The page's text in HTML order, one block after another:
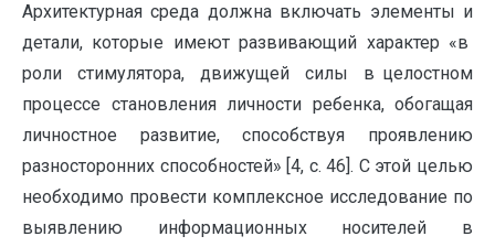
Архитектурная среда должна включать элементы и
детали, которые имеют развивающий характер «в
роли стимулятора, движущей силы в целостном
процессе становления личности ребенка, обогащая
личностное развитие, способствуя проявлению
разносторонних способностей» [4, с. 46]. С этой целью
необходимо провести комплексное исследование по
выявлению информационных носителей в